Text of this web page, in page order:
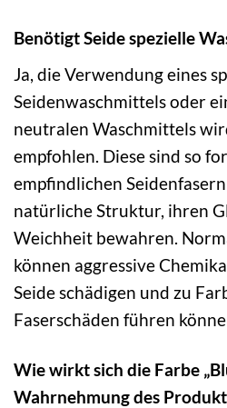
Benötigt Seide spezielle
Ja, die Verwendung eines
Seidenwaschmittels oder
neutralen Waschmittels
empfohlen. Diese sind so
empfindlichen
natürliche Struktur, ihren
Weichheit bewahren.
können aggressive
Seide schädigen und zu
Faserschäden führen
Wie wirkt sich die Farbe
Wahrnehmung des